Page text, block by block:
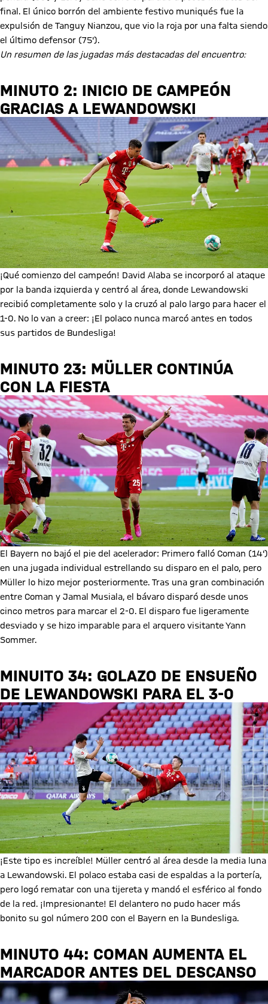
final. El único borrón del ambiente festivo muniqués fue la
expulsión de Tanguy Nianzou, que vio la roja por una falta siendo
el último defensor (75').
Un resumen de las jugadas más destacadas del encuentro:
MINUTO 2: INICIO DE CAMPEÓN
GRACIAS A LEWANDOWSKI
¡Qué comienzo del campeón! David Alaba se incorporó al ataque
por la banda izquierda y centró al área, donde Lewandowski
recibió completamente solo y la cruzó al palo largo para hacer el
1-0. No lo van a creer: ¡El polaco nunca marcó antes en todos
sus partidos de Bundesliga!
MINUTO 23: MÜLLER CONTINÚA
CON LA FIESTA
El Bayern no bajó el pie del acelerador: Primero falló Coman (14')
en una jugada individual estrellando su disparo en el palo, pero
Müller lo hizo mejor posteriormente. Tras una gran combinación
entre Coman y Jamal Musiala, el bávaro disparó desde unos
cinco metros para marcar el 2-0. El disparo fue ligeramente
desviado y se hizo imparable para el arquero visitante Yann
Sommer.
MINUITO 34: GOLAZO DE ENSUEÑO
DE LEWANDOWSKI PARA EL 3-0
¡Este tipo es increíble! Müller centró al área desde la media luna
a Lewandowski. El polaco estaba casi de espaldas a la portería,
pero logó rematar con una tijereta y mandó el esférico al fondo
de la red. ¡Impresionante! El delantero no pudo hacer más
bonito su gol número 200 con el Bayern en la Bundesliga.
MINUTO 44: COMAN AUMENTA EL
MARCADOR ANTES DEL DESCANSO